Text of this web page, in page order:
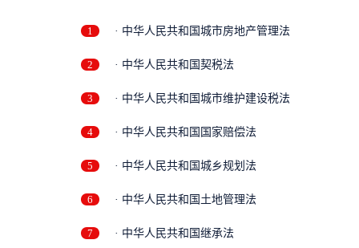
1 · 中华人民共和国城市房地产管理法
2 · 中华人民共和国契税法
3 · 中华人民共和国城市维护建设税法
4 · 中华人民共和国国家赔偿法
5 · 中华人民共和国城乡规划法
6 · 中华人民共和国土地管理法
7 · 中华人民共和国继承法